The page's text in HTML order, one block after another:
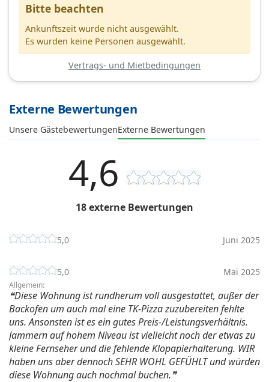
Bitte beachten
Ankunftszeit wurde nicht ausgewählt.
Es wurden keine Personen ausgewählt.
Vertrags- und Mietbedingungen
Externe Bewertungen
Unsere GästebewertungenExterne Bewertungen
4,6
18 externe Bewertungen
5,0 Juni 2025
5,0 Mai 2025
Allgemein:
Diese Wohnung ist rundherum voll ausgestattet, außer der
Backofen um auch mal eine TK-Pizza zuzubereiten fehlte
uns. Ansonsten ist es ein gutes Preis-/Leistungsverhältnis.
Jammern auf hohem Niveau ist vielleicht noch der etwas zu
kleine Fernseher und die fehlende Klopapierhalterung. WIR
haben uns aber dennoch SEHR WOHL GEFÜHLT und würden
diese Wohnung auch nochmal buchen.